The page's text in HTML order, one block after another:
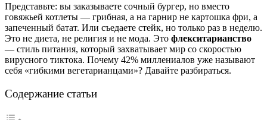
Представьте: вы заказываете сочный бургер, но вместо
говяжьей котлеты — грибная, а на гарнир не картошка фри, а
запеченный батат. Или съедаете стейк, но только раз в неделю.
Это не диета, не религия и не мода. Это флекситарианство
— стиль питания, который захватывает мир со скоростью
вирусного тиктока. Почему 42% миллениалов уже называют
себя «гибкими вегетарианцами»? Давайте разбираться.
Содержание статьи